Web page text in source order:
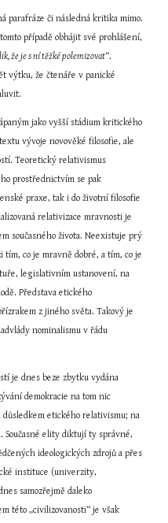
parafráze či následná kritika mimo.
případě obhájit své prohlášení,
že je s ní těžké polemizovat“.
výtku, že čtenáře v panické
jako vyšší stádium kritického
vývoje novověké filosofie, ale
Teoretický relativismus
prostřednictvím se pak
praxe, tak i do životní filosofie
relativizace mravnosti je
současného života. Neexistuje prý
co je mravně dobré, a tím, co je
legislativním ustanovení, na
Představa etického
z jiného světa. Takový je
nominalismu v řádu
je dnes beze zbytku vydána
demokracie na tom nic
důsledkem etického relativismu; na
Současné elity diktují ty správné,
ideologických zdrojů a přes
instituce (univerzity,
samozřejmě daleko
této „civilizovanosti“ je však